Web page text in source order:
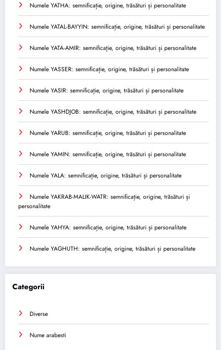
Numele YATHA: semnificație, origine, trăsături și personalitate
Numele YATAL-BAYYIN: semnificație, origine, trăsături și personalitate
Numele YATA-AMIR: semnificație, origine, trăsături și personalitate
Numele YASSER: semnificație, origine, trăsături și personalitate
Numele YASIR: semnificație, origine, trăsături și personalitate
Numele YASHDJOB: semnificație, origine, trăsături și personalitate
Numele YARUB: semnificație, origine, trăsături și personalitate
Numele YAMIN: semnificație, origine, trăsături și personalitate
Numele YALA: semnificație, origine, trăsături și personalitate
Numele YAKRAB-MALIK-WATR: semnificație, origine, trăsături și
personalitate
Numele YAHYA: semnificație, origine, trăsături și personalitate
Numele YAGHUTH: semnificație, origine, trăsături și personalitate
Categorii
Diverse
Nume arabesti